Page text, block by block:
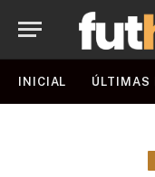
INICIAL ÚLTIMAS